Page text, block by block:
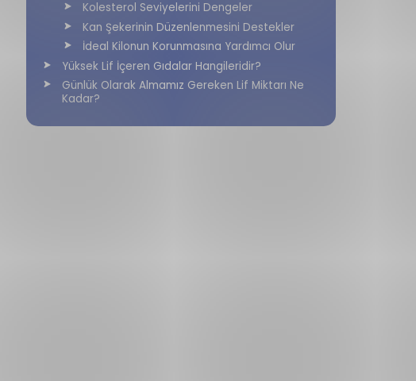
Kolesterol Seviyelerini Dengeler
Kan Şekerinin Düzenlenmesini Destekler
İdeal Kilonun Korunmasına Yardımcı Olur
Yüksek Lif İçeren Gıdalar Hangileridir?
Günlük Olarak Almamız Gereken Lif Miktarı Ne
Kadar?